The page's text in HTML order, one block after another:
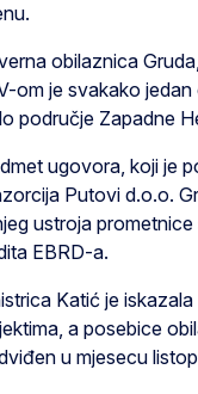
obilaznica
om je svakako
područje Zapadne
ugovora, koji je
Putovi d.o.o.
ustroja
EBRD-a.
Katić je
a posebice
u mjesecu